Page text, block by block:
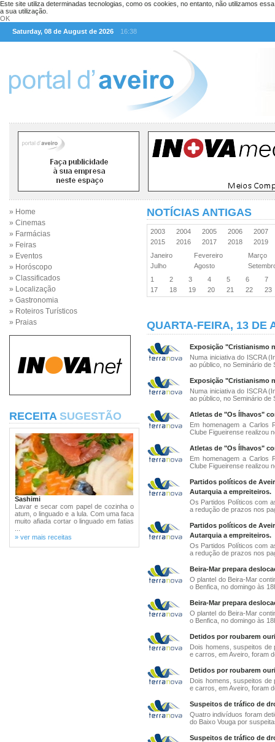
Este site utiliza determinadas tecnologias, como os cookies, no entanto, não utilizamos
a sua utilização.
OK
Saturday, 08 de August de 2026
16:38
» Home
» Cinemas
» Farmácias
» Feiras
» Eventos
» Horóscopo
» Classificados
» Localização
» Gastronomia
» Roteiros Turísticos
» Praias
RECEITA SUGESTÃO
Sashimi
Lavar e secar com papel de cozinha o
atum, o linguado e a lula. Com uma faca
muito afiada cortar o linguado em fatias
» ver mais receitas
NOTÍCIAS ANTIGAS
2003 2004 2005 2006
2007
2015
2016 2017 2018
2019
Janeiro
Fevereiro
Março
Julho
Agosto
1
2 3 4 5 6
7
17
18 19 20 21 22 23
QUARTA-FEIRA, 13 DE
Exposição "Cristianismo
Numa iniciativa do ISCRA
ao público, no Seminário de
Exposição "Cristianismo
Numa iniciativa do ISCRA
ao público, no Seminário de
Atletas de "Os Ílhavos"
Em homenagem a Carlos
Clube Figueirense realizou
Atletas de "Os Ílhavos"
Em homenagem a Carlos
Clube Figueirense realizou
Partidos políticos de
Autarquia a empreiteiros.
Os Partidos Políticos com
a redução de prazos nos
Partidos políticos de
Autarquia a empreiteiros.
Os Partidos Políticos com
a redução de prazos nos
Beira-Mar prepara
O plantel do Beira-Mar
o Benfica, no domingo às
Beira-Mar prepara
O plantel do Beira-Mar
o Benfica, no domingo às
Detidos por roubarem
Dois homens, suspeitos
e carros, em Aveiro, foram
Detidos por roubarem
Dois homens, suspeitos
e carros, em Aveiro, foram
Suspeitos de tráfico de
Quatro indivíduos foram
do Baixo Vouga por
Suspeitos de tráfico de